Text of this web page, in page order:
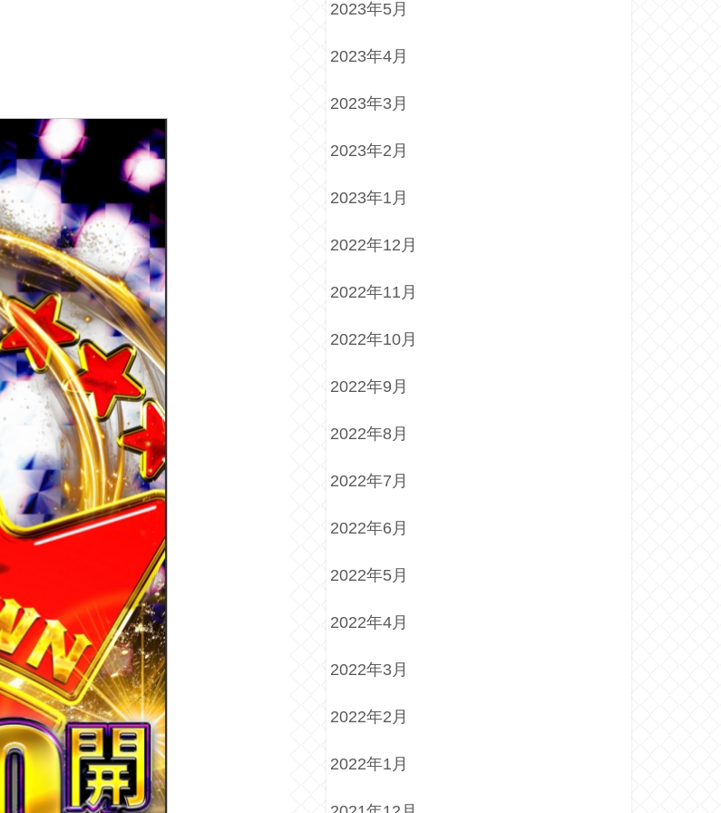
2023年5月
2023年4月
2023年3月
2023年2月
2023年1月
2022年12月
2022年11月
2022年10月
2022年9月
2022年8月
2022年7月
2022年6月
2022年5月
2022年4月
2022年3月
2022年2月
2022年1月